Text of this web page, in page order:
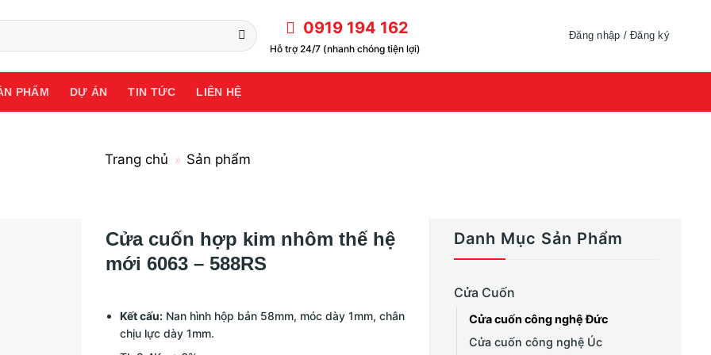
0919 194 162
Hỗ trợ 24/7 (nhanh chóng tiện lợi)
Đăng nhập / Đăng ký
PHẨM DỰ ÁN TIN TỨC LIÊN HỆ
Trang chủ » Sản phẩm
Cửa cuốn hợp kim nhôm thế hệ
mới 6063 – 588RS
Kết cấu: Nan hình hộp bản 58mm, móc dày 1mm, chân
chịu lực dày 1mm.
Danh Mục Sản Phẩm
Cửa Cuốn
Cửa cuốn công nghệ Đức
Cửa cuốn công nghệ Úc